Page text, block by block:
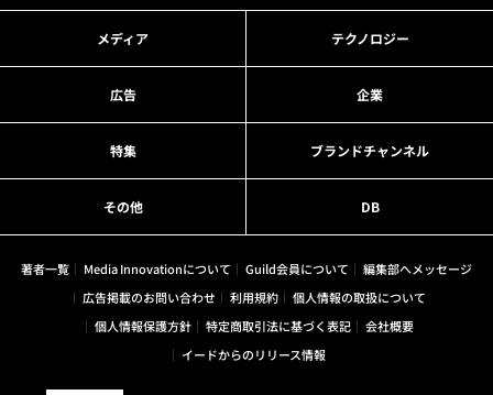
メディア テクノロジー
広告 企業
特集 ブランドチャンネル
その他 DB
著者一覧 Media Innovationについて Guild会員について
編集部へメッセージ
広告掲載のお問い合わせ
利用規約
個人情報の取扱について
個人情報保護方針
特定商取引法に基づく表記
会社概要
イードからのリリース情報